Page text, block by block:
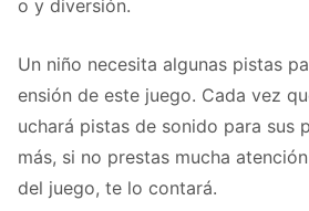
o y diversión.
Un niño necesita algunas pistas
ensión de este juego. Cada vez
uchará pistas de sonido para sus
más, si no prestas mucha
del juego, te lo contará.